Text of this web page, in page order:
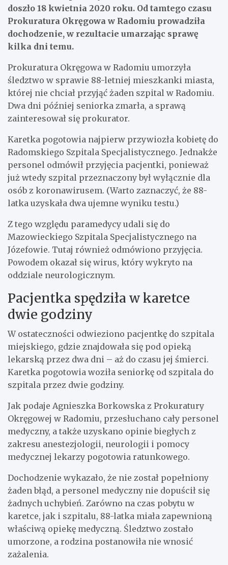
doszło 18 kwietnia 2020 roku. Od tamtego czasu
Prokuratura Okręgowa w Radomiu prowadziła
dochodzenie, w rezultacie umarzając sprawę
kilka dni temu.
Prokuratura Okręgowa w Radomiu umorzyła
śledztwo w sprawie 88-letniej mieszkanki miasta,
której nie chciał przyjąć żaden szpital w Radomiu.
Dwa dni później seniorka zmarła, a sprawą
zainteresował się prokurator.
Karetka pogotowia najpierw przywiozła kobietę do
Radomskiego Szpitala Specjalistycznego. Jednakże
personel odmówił przyjęcia pacjentki, ponieważ
już wtedy szpital przeznaczony był wyłącznie dla
osób z koronawirusem. (Warto zaznaczyć, że 88-
latka uzyskała dwa ujemne wyniku testu.)
Z tego względu paramedycy udali się do
Mazowieckiego Szpitala Specjalistycznego na
Józefowie. Tutaj również odmówiono przyjęcia.
Powodem okazał się wirus, który wykryto na
oddziale neurologicznym.
Pacjentka spędziła w karetce
dwie godziny
W ostateczności odwieziono pacjentkę do szpitala
miejskiego, gdzie znajdowała się pod opieką
lekarską przez dwa dni – aż do czasu jej śmierci.
Karetka pogotowia woziła seniorkę od szpitala do
szpitala przez dwie godziny.
Jak podaje Agnieszka Borkowska z Prokuratury
Okręgowej w Radomiu, przesłuchano cały personel
medyczny, a także uzyskano opinie biegłych z
zakresu anestezjologii, neurologii i pomocy
medycznej lekarzy pogotowia ratunkowego.
Dochodzenie wykazało, że nie został popełniony
żaden błąd, a personel medyczny nie dopuścił się
żadnych uchybień. Zarówno na czas pobytu w
karetce, jak i szpitalu, 88-latka miała zapewnioną
właściwą opiekę medyczną. Śledztwo zostało
umorzone, a rodzina postanowiła nie wnosić
zażalenia.